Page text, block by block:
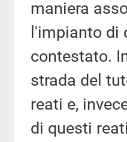
maniera
l'impianto di
contestato.
strada del
reati e,
di questi